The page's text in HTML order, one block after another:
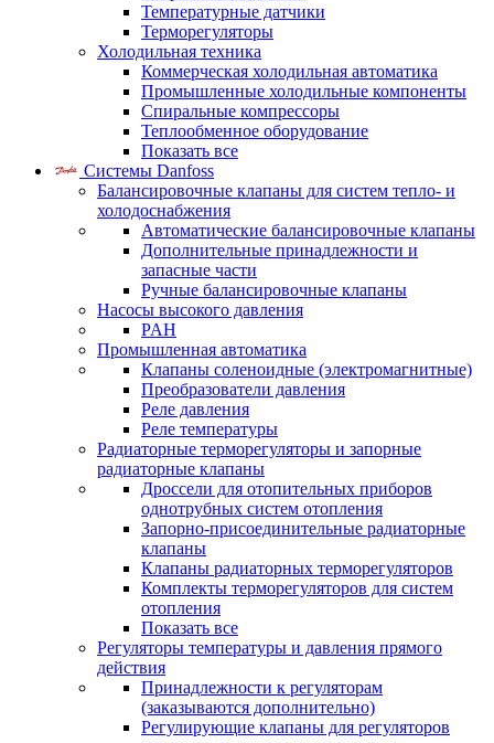
Температурные датчики
Терморегуляторы
Холодильная техника
Коммерческая холодильная автоматика
Промышленные холодильные компоненты
Спиральные компрессоры
Теплообменное оборудование
Показать все
Системы Danfoss
Балансировочные клапаны для систем тепло- и
холодоснабжения
Автоматические балансировочные клапаны
Дополнительные принадлежности и
запасные части
Ручные балансировочные клапаны
Насосы высокого давления
PAH
Промышленная автоматика
Клапаны соленоидные (электромагнитные)
Преобразователи давления
Реле давления
Реле температуры
Радиаторные терморегуляторы и запорные
радиаторные клапаны
Дроссели для отопительных приборов
однотрубных систем отопления
Запорно-присоединительные радиаторные
клапаны
Клапаны радиаторных терморегуляторов
Комплекты терморегуляторов для систем
отопления
Показать все
Регуляторы температуры и давления прямого
действия
Принадлежности к регуляторам
(заказываются дополнительно)
Регулирующие клапаны для регуляторов